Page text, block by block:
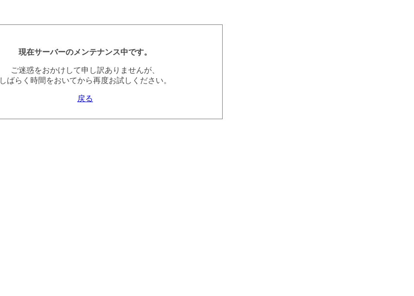
現在サーバーのメンテナンス中です。
ご迷惑をおかけして申し訳ありませんが、
しばらく時間をおいてから再度お試しください。
戻る